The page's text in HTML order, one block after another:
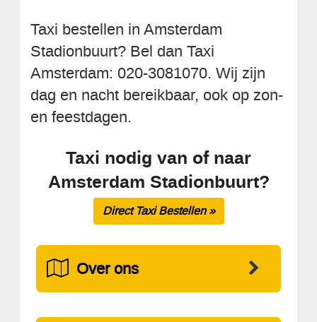
Taxi bestellen in Amsterdam
Stadionbuurt? Bel dan Taxi
Amsterdam: 020-3081070. Wij zijn
dag en nacht bereikbaar, ook op zon-
en feestdagen.
Taxi nodig van of naar
Amsterdam Stadionbuurt?
Direct Taxi Bestellen »
Over ons